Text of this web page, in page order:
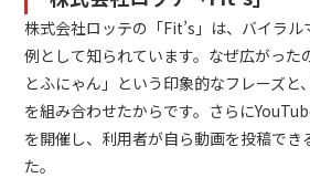
株式会社ロッテの「Fit’s」は、バイラ
例として知られています。なぜ広がった
とふにゃん」という印象的なフレーズと
を組み合わせたからです。さらに
を開催し、利用者が自ら動画を投稿でき
た。